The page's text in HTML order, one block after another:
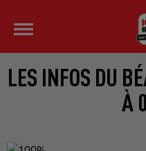
LES INFOS DU
À